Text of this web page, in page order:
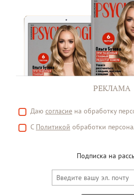
РЕКЛАМА
Даю согласие на обработку
С Политикой обработки
Подписка на